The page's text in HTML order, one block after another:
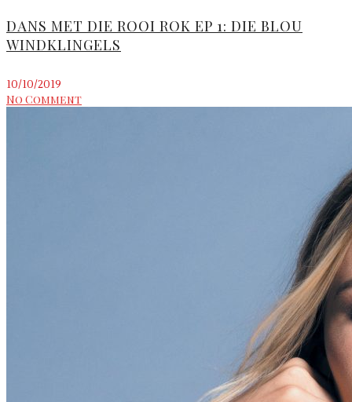
DANS MET DIE ROOI ROK EP 1: DIE BLOU
WINDKLINGELS
10/10/2019
No Comment